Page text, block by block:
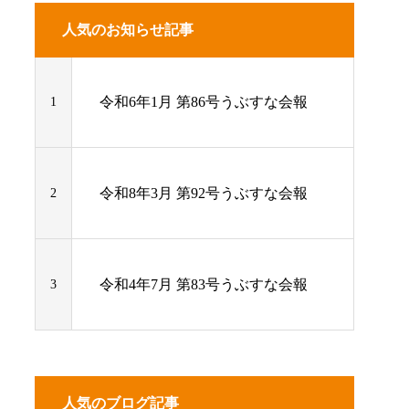
人気のお知らせ記事
1 令和6年1月 第86号うぶすな会報
2 令和8年3月 第92号うぶすな会報
3 令和4年7月 第83号うぶすな会報
人気のブログ記事